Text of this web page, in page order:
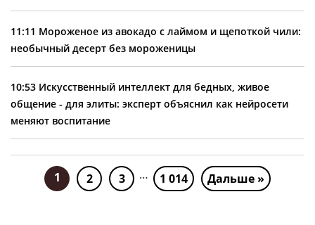
11:11 Мороженое из авокадо с лаймом и щепоткой чили:
необычный десерт без мороженицы
10:53 Искусственный интеллект для бедных, живое
общение - для элиты: эксперт объяснил как нейросети
меняют воспитание
1 2 3 … 1 014 Дальше »